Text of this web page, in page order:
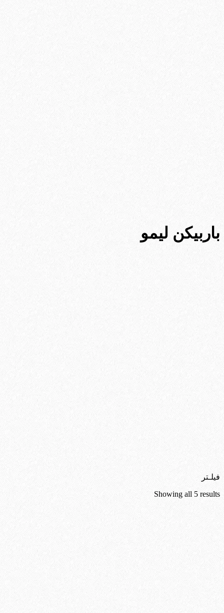
باربیکن لیمو
فیلـتر
Showing all 5 results